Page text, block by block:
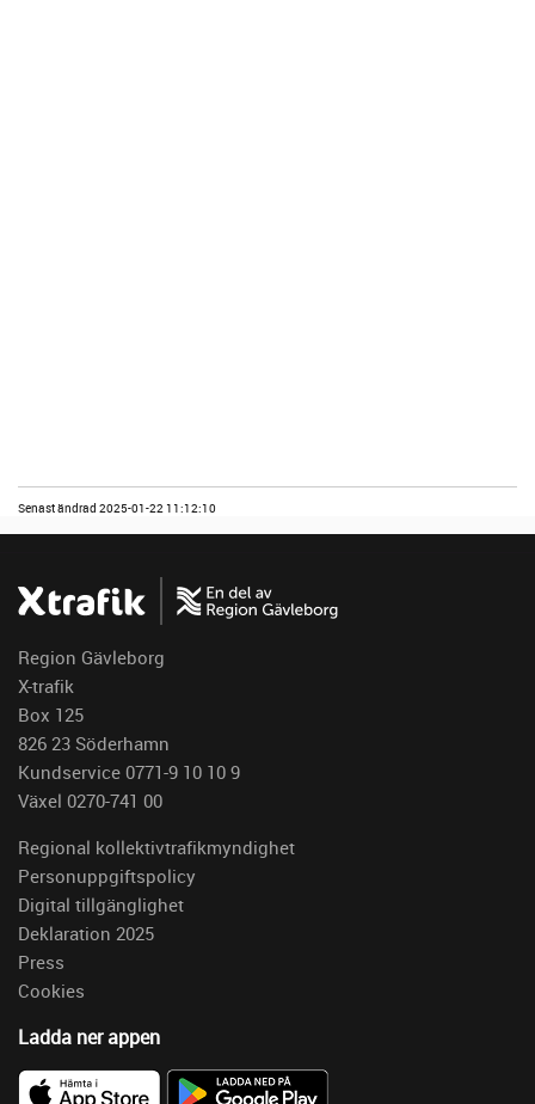
Senast ändrad 2025-01-22 11:12:10
Region Gävleborg
X-trafik
Box 125
826 23 Söderhamn
Kundservice 0771-9 10 10 9
Växel 0270-741 00
Regional kollektivtrafikmyndighet
Personuppgiftspolicy
Digital tillgänglighet
Deklaration 2025
Press
Cookies
Ladda ner appen